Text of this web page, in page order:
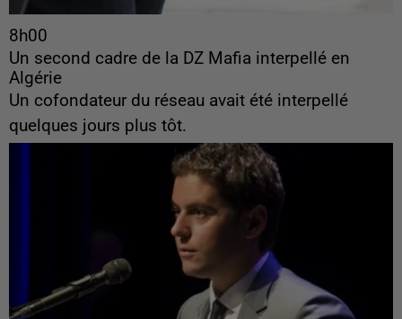
8h00
Un second cadre de la DZ Mafia interpellé en
Algérie
Un cofondateur du réseau avait été interpellé
quelques jours plus tôt.